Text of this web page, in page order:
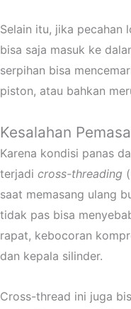
Selain itu, jika pecahan
bisa saja masuk ke
serpihan bisa
piston, atau bahkan
Kesalahan
Karena kondisi panas
terjadi cross-threading
saat memasang ulang
tidak pas bisa
rapat, kebocoran
dan kepala silinder.
Cross-thread ini juga